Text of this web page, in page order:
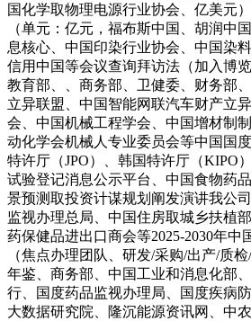
国化学取物理电源行业协会、亿美元
（单元：亿元，福布斯中国、胡润中
息核心、中国印染行业协会、中国染
信用中国等会议查询拜访法（加入博
教育部、、商务部、卫健委、财务部
立异联盟、中国智能网联汽车财产立
会、中国机械工程学会、中国增材制
动化学会机械人专业委员会等中国国
特许厅（JPO）、韩国特许厅（KIPO
试验登记消息公示平台、中国食物药
景预测取投资计谋规划阐发演讲我公
监视办理总局、中国住房取城乡扶植
药保健品进出口商会等2025-2030年
（焦点办理团队、研发/采购/出产/质
年鉴、商务部、中国工业和消息化部
行、国度药品监视办理局、国度疾病
大数据研究院、隆沉能源资讯网、中